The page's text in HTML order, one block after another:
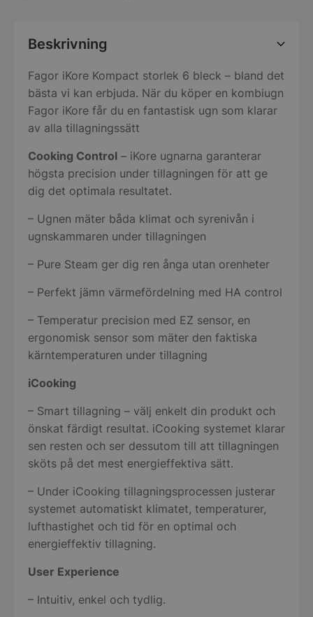
Beskrivning
Fagor iKore Kompact storlek 6 bleck – bland det
bästa vi kan erbjuda. När du köper en kombiugn
Fagor iKore får du en fantastisk ugn som klarar
av alla tillagningssätt
Cooking Control – iKore ugnarna garanterar
högsta precision under tillagningen för att ge
dig det optimala resultatet.
– Ugnen mäter båda klimat och syrenivån i
ugnskammaren under tillagningen
– Pure Steam ger dig ren ånga utan orenheter
– Perfekt jämn värmefördelning med HA control
– Temperatur precision med EZ sensor, en
ergonomisk sensor som mäter den faktiska
kärntemperaturen under tillagning
iCooking
– Smart tillagning – välj enkelt din produkt och
önskat färdigt resultat. iCooking systemet klarar
sen resten och ser dessutom till att tillagningen
sköts på det mest energieffektiva sätt.
– Under iCooking tillagningsprocessen justerar
systemet automatiskt klimatet, temperaturer,
lufthastighet och tid för en optimal och
energieffektiv tillagning.
User Experience
– Intuitiv, enkel och tydlig.